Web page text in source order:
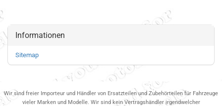
Informationen
Sitemap
Wir sind freier Importeur und Händler von Ersatzteilen und Zubehörteilen für Fahrzeuge
vieler Marken und Modelle. Wir sind kein Vertragshändler irgendwelcher